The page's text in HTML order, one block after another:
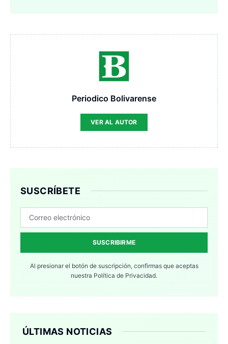
Periodico Bolivarense
VER AL AUTOR
SUSCRÍBETE
SUSCRIBIRME
Al presionar el botón de suscripción, confirmas que aceptas
nuestra Política de Privacidad.
ÚLTIMAS NOTICIAS